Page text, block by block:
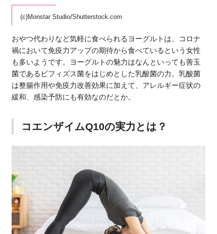
(c)Monstar Studio/Shutterstock.com
おやつ代わりなど気軽に食べられるヨーグルトは、コロナ
禍において免疫力アップの期待から食べているという女性
も多いようです。ヨーグルトの魅力はなんといっても善玉
菌であるビフィズス菌をはじめとした乳酸菌の力。乳酸菌
は整腸作用や免疫力改善効果に加えて、アレルギー症状の
緩和、感染予防にも有効なのだとか。
コエンザイムQ10の実力とは？